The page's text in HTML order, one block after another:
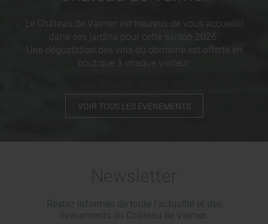
Le Château de Valmer est heureux de vous accueillir
dans ses jardins pour cette saison 2026.
Une dégustation des vins du domaine est offerte en
boutique à chaque visiteur.
VOIR TOUS LES ÉVÉNEMENTS